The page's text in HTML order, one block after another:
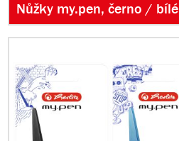
Nůžky my.pen, černo / bílé